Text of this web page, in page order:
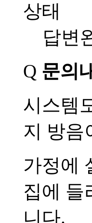
상태
답변
Q 문의
시스템
지 방음
가정에
집에 들
니다.